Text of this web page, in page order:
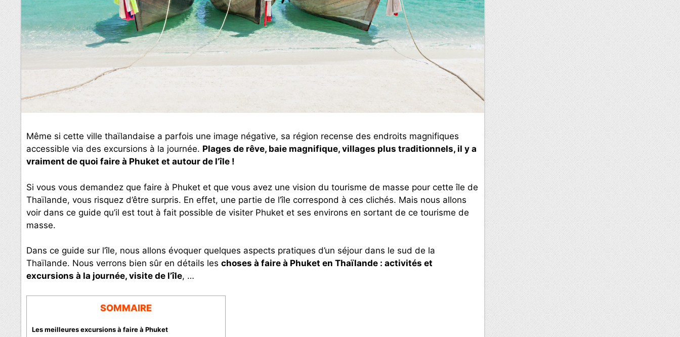
Même si cette ville thaïlandaise a parfois une image négative, sa région recense des endroits magnifiques
accessible via des excursions à la journée. Plages de rêve, baie magnifique, villages plus traditionnels, il y a
vraiment de quoi faire à Phuket et autour de l’île !
Si vous vous demandez que faire à Phuket et que vous avez une vision du tourisme de masse pour cette île de
Thaïlande, vous risquez d’être surpris. En effet, une partie de l’île correspond à ces clichés. Mais nous allons
voir dans ce guide qu’il est tout à fait possible de visiter Phuket et ses environs en sortant de ce tourisme de
masse.
Dans ce guide sur l’île, nous allons évoquer quelques aspects pratiques d’un séjour dans le sud de la
Thaïlande. Nous verrons bien sûr en détails les choses à faire à Phuket en Thaïlande : activités et
excursions à la journée, visite de l’île, …
SOMMAIRE
Les meilleures excursions à faire à Phuket